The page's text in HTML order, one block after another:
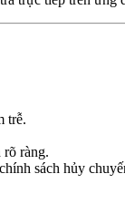
trễ.
rõ ràng.
sách hủy